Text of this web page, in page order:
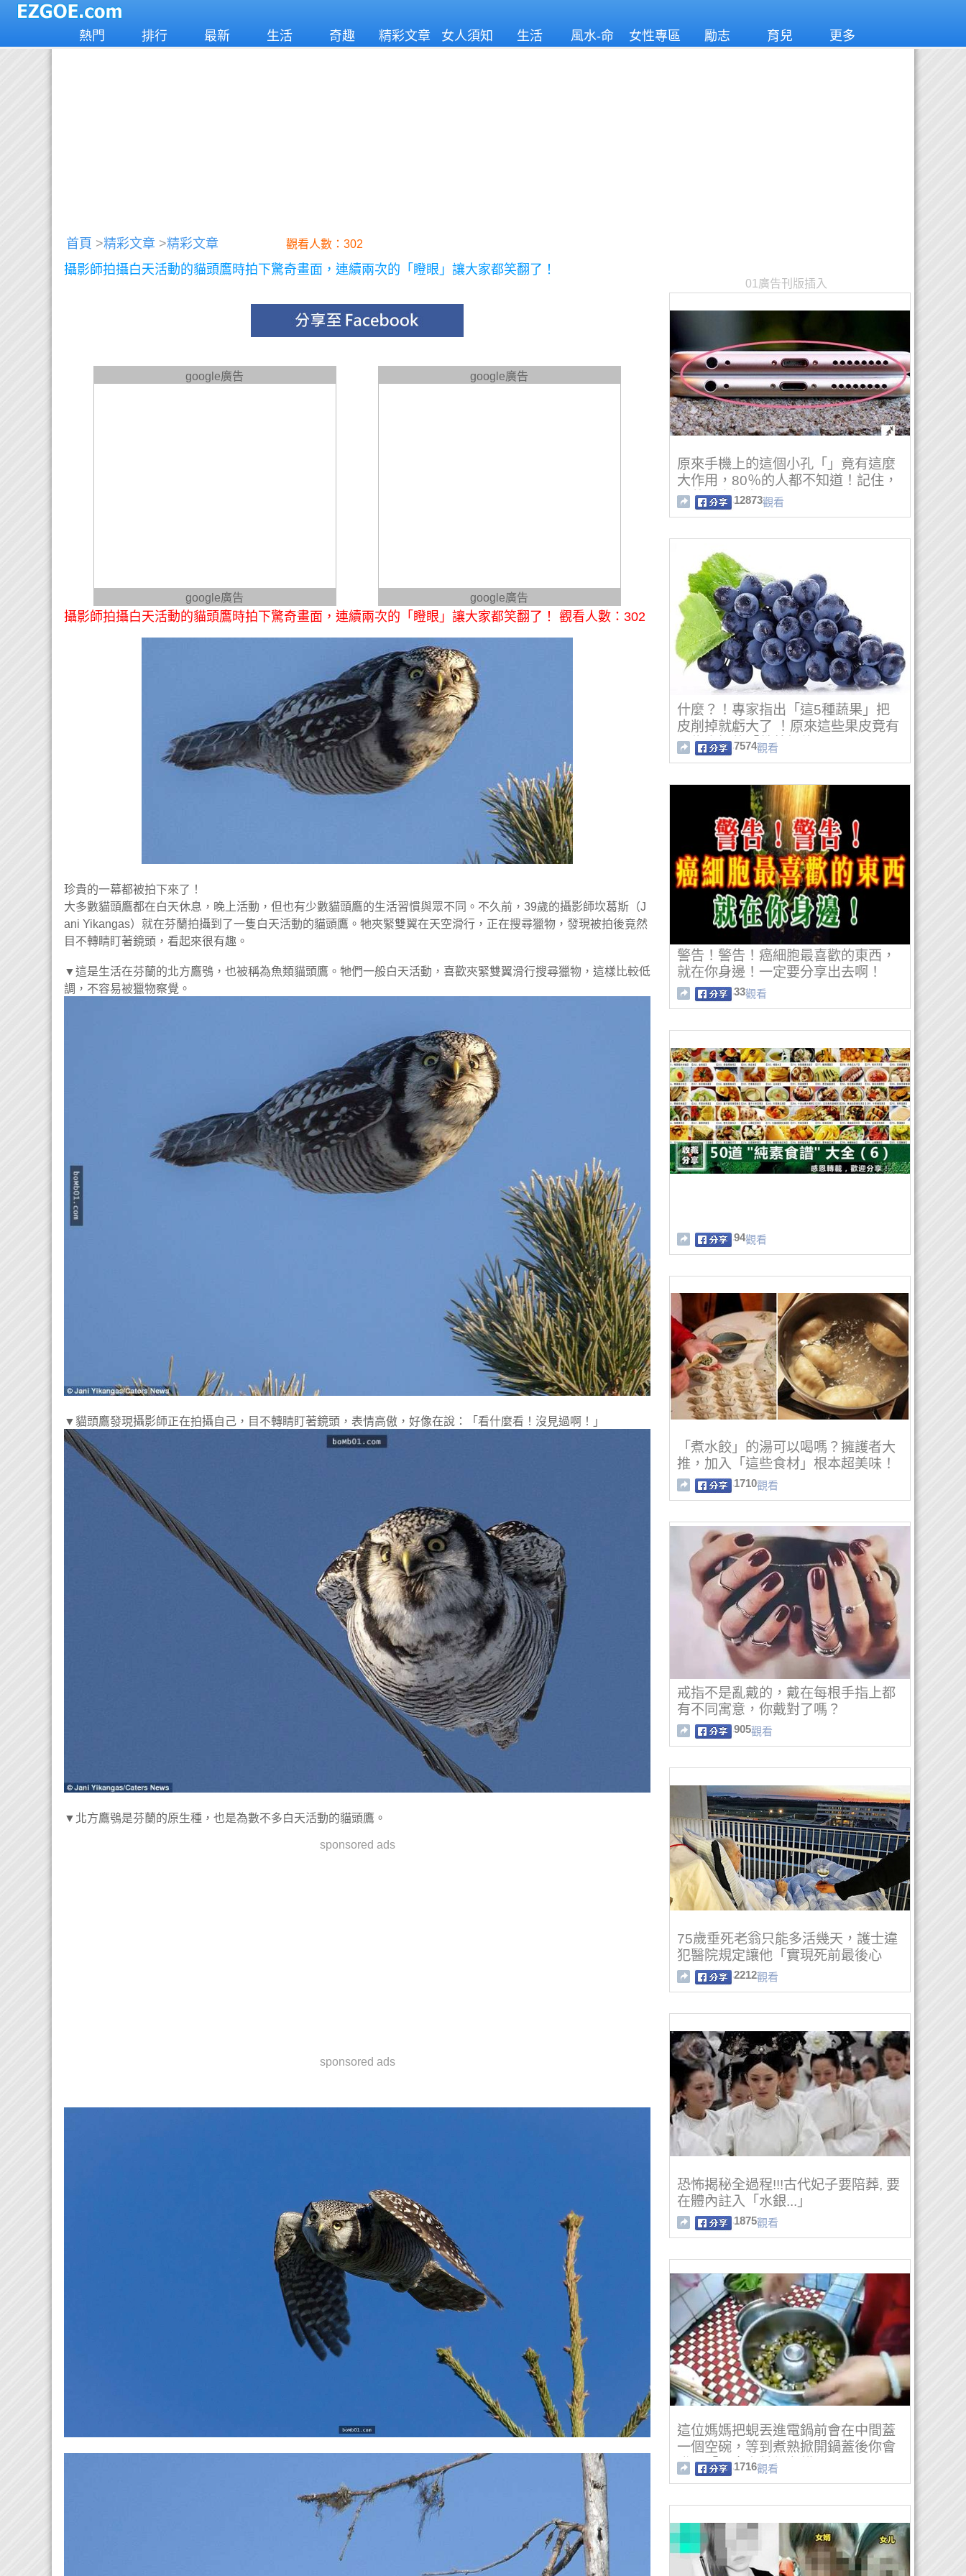
熱門 排行 最新 生活 奇趣 精彩文章 女人須知 生活
風水-命
女性專區 勵志 育兒 更多
首頁 >精彩文章 >精彩文章 觀看人數：302
攝影師拍攝白天活動的貓頭鷹時拍下驚奇畫面，連續兩次的「瞪眼」讓大家都笑翻了！
google廣告
google廣告
google廣告
google廣告
攝影師拍攝白天活動的貓頭鷹時拍下驚奇畫面，連續兩次的「瞪眼」讓大家都笑翻了！ 觀看人數：302
珍貴的一幕都被拍下來了！
大多數貓頭鷹都在白天休息，晚上活動，但也有少數貓頭鷹的生活習慣與眾不同。不久前，39歲的攝影師坎葛斯（J
ani Yikangas）就在芬蘭拍攝到了一隻白天活動的貓頭鷹。牠夾緊雙翼在天空滑行，正在搜尋獵物，發現被拍後竟然
目不轉睛盯著鏡頭，看起來很有趣。
▼這是生活在芬蘭的北方鷹鴞，也被稱為魚類貓頭鷹。牠們一般白天活動，喜歡夾緊雙翼滑行搜尋獵物，這樣比較低
調，不容易被獵物察覺。
▼貓頭鷹發現攝影師正在拍攝自己，目不轉睛盯著鏡頭，表情高傲，好像在說：「看什麼看！沒見過啊！」
▼北方鷹鴞是芬蘭的原生種，也是為數不多白天活動的貓頭鷹。
sponsored ads
sponsored ads
01廣告刊版插入
原來手機上的這個小孔「」竟有這麼
大作用，80％的人都不知道！記住，
千萬別去捅它！
12873觀看
什麼？！專家指出「這5種蔬果」把
皮削掉就虧大了 ！原來這些果皮竟有
不為人知的「營養價值」！
7574觀看
警告！警告！癌細胞最喜歡的東西，
就在你身邊！一定要分享出去啊！
33觀看
94觀看
「煮水餃」的湯可以喝嗎？擁護者大
推，加入「這些食材」根本超美味！
1710觀看
戒指不是亂戴的，戴在每根手指上都
有不同寓意，你戴對了嗎？
905觀看
75歲垂死老翁只能多活幾天，護士違
犯醫院規定讓他「實現死前最後心
願」。
2212觀看
恐怖揭秘全過程!!!古代妃子要陪葬, 要
在體內註入「水銀...」
1875觀看
這位媽媽把蜆丟進電鍋前會在中間蓋
一個空碗，等到煮熟掀開鍋蓋後你會
發現「原來之前都煮錯了」！
1716觀看